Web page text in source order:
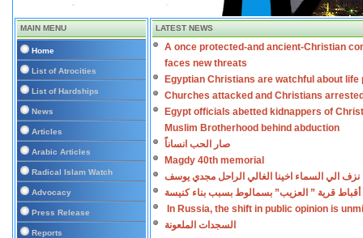
MAIN MENU
Home
List of Atrocities
List of Hardships
News
Articles
Arabic Articles
Radical Islam Watch
Advocacy
Press Release
Reports
LATEST NEWS
A once protected-and ancient-Christian
faces new threats
Egyptian Christians are watchful about life
Churches attacked and Christians
Egypt officials abetted kidnappers of
Muslim Brotherhood behind abduction
صار الحب انساناً
Magdy 40th memorial
نزف الي السماء اخينا الغالي الراحل مجدي يوسف
أقباط قرية ” العزيب” بسمالوط بسبب بناء كنيسة
In Russia, the shift in public opinion is
السجدات الملعونة